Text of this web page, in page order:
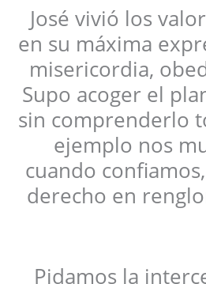
José vivió los
en su máxima
misericordia,
Supo acoger el
sin comprenderlo
ejemplo nos
cuando
derecho en
Pidamos la